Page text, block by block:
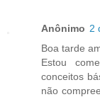
Anônimo 2
Boa tarde
Estou
conceitos
não